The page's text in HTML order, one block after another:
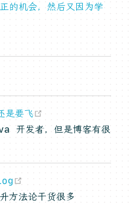
的机会，然后又因为学
是要飞
开发者，但是博客有很
方法论干货很多